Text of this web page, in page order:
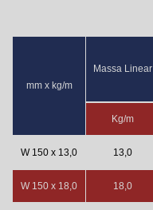
mm x kg/m
Massa Linear
Kg/m
W 150 x 13,0 13,0
W 150 x 18,0 18,0